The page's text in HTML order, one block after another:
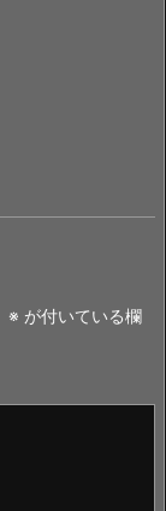
※ が付いている欄